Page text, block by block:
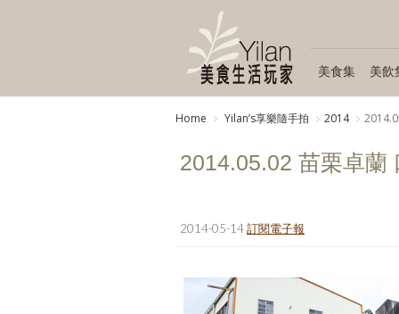
美食集 美飲
Home Yilanʼs享樂隨手拍 2014
2014.05.02 苗栗卓蘭
2014-05-14訂閱電子報